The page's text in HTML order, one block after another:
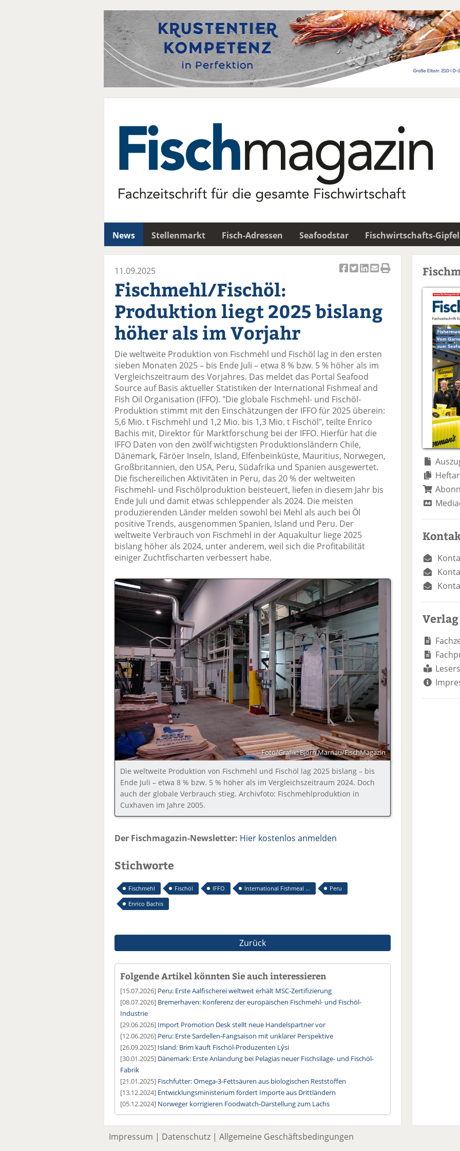
News Stellenmarkt Fisch-Adressen Seafoodstar Fischwirtschafts-Gipfel
k
el
F
ac
e
b
o
o
k
te
il
e
n
el
er
n
el
n
k
e
di
n
te
il
e
n
el
p
m
ai
v
se
n
d
n
el
D
e
11.09.2025
Fischmehl/Fischöl:
Produktion liegt 2025 bislang
höher als im Vorjahr
Die weltweite Produktion von Fischmehl und Fischöl lag in den ersten
sieben Monaten 2025 – bis Ende Juli – etwa 8 % bzw. 5 % höher als im
Vergleichszeitraum des Vorjahres. Das meldet das Portal Seafood
Source auf Basis aktueller Statistiken der International Fishmeal and
Fish Oil Organisation (IFFO). "Die globale Fischmehl- und Fischöl-
Produktion stimmt mit den Einschätzungen der IFFO für 2025 überein:
5,6 Mio. t Fischmehl und 1,2 Mio. bis 1,3 Mio. t Fischöl", teilte Enrico
Bachis mit, Direktor für Marktforschung bei der IFFO. Hierfür hat die
IFFO Daten von den zwölf wichtigsten Produktionsländern Chile,
Dänemark, Färöer Inseln, Island, Elfenbeinküste, Mauritius, Norwegen,
Großbritannien, den USA, Peru, Südafrika und Spanien ausgewertet.
Die fischereilichen Aktivitäten in Peru, das 20 % der weltweiten
Fischmehl- und Fischölproduktion beisteuert, liefen in diesem Jahr bis
Ende Juli und damit etwas schleppender als 2024. Die meisten
produzierenden Länder melden sowohl bei Mehl als auch bei Öl
positive Trends, ausgenommen Spanien, Island und Peru. Der
weltweite Verbrauch von Fischmehl in der Aquakultur liege 2025
bislang höher als 2024, unter anderem, weil sich die Profitabilität
einiger Zuchtfischarten verbessert habe.
Foto/Grafik: Björn Marnau/FischMagazin
Die weltweite Produktion von Fischmehl und Fischöl lag 2025 bislang – bis
Ende Juli – etwa 8 % bzw. 5 % höher als im Vergleichszeitraum 2024. Doch
auch der globale Verbrauch stieg. Archivfoto: Fischmehlproduktion in
Cuxhaven im Jahre 2005.
Der Fischmagazin-Newsletter: Hier kostenlos anmelden
Stichworte
Fischmehl Fischöl IFFO International Fishmeal ...
Peru
Enrico Bachis
Zurück
Folgende Artikel könnten Sie auch interessieren
[15.07.2026] Peru: Erste Aalfischerei weltweit erhält MSC-Zertifizierung
[08.07.2026] Bremerhaven: Konferenz der europäischen Fischmehl- und Fischöl-
Industrie
[29.06.2026] Import Promotion Desk stellt neue Handelspartner vor
[12.06.2026] Peru: Erste Sardellen-Fangsaison mit unklarer Perspektive
[26.09.2025] Island: Brim kauft Fischöl-Produzenten Lýsi
[30.01.2025] Dänemark: Erste Anlandung bei Pelagias neuer Fischsilage- und Fischöl-
Fabrik
[21.01.2025] Fischfutter: Omega-3-Fettsäuren aus biologischen Reststoffen
[13.12.2024] Entwicklungsministerium fördert Importe aus Drittländern
[05.12.2024] Norweger korrigieren Foodwatch-Darstellung zum Lachs
Verlag
Impressum | Datenschutz | Allgemeine Geschäftsbedingungen